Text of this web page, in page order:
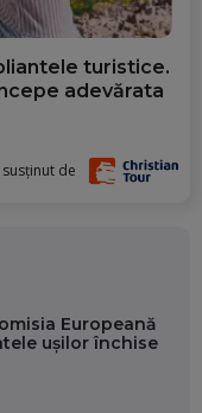
turistice.
adevărata
de
Europeană
ușilor închise